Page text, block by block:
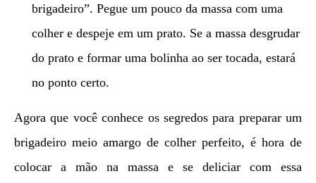
brigadeiro”. Pegue um pouco da massa com uma
colher e despeje em um prato. Se a massa desgrudar
do prato e formar uma bolinha ao ser tocada, estará
no ponto certo.
Agora que você conhece os segredos para preparar um
brigadeiro meio amargo de colher perfeito, é hora de
colocar a mão na massa e se deliciar com essa